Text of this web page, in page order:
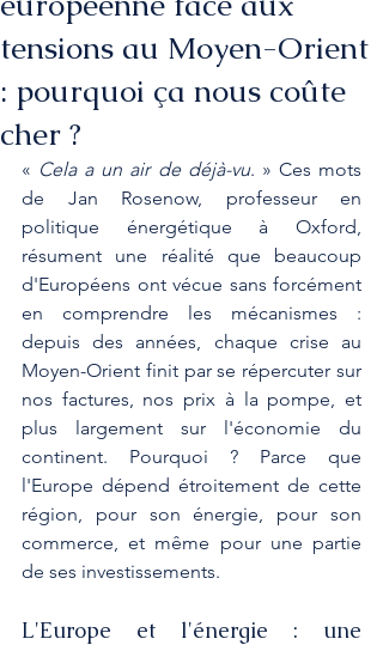
tensions au Moyen-Orient
: pourquoi ça nous coûte
cher ?
« Cela a un air de déjà-vu. » Ces mots
de Jan Rosenow, professeur en
politique énergétique à Oxford,
résument une réalité que beaucoup
d'Européens ont vécue sans forcément
en comprendre les mécanismes :
depuis des années, chaque crise au
Moyen-Orient finit par se répercuter sur
nos factures, nos prix à la pompe, et
plus largement sur l'économie du
continent. Pourquoi ? Parce que
l'Europe dépend étroitement de cette
région, pour son énergie, pour son
commerce, et même pour une partie
de ses investissements.
L'Europe et l'énergie : une